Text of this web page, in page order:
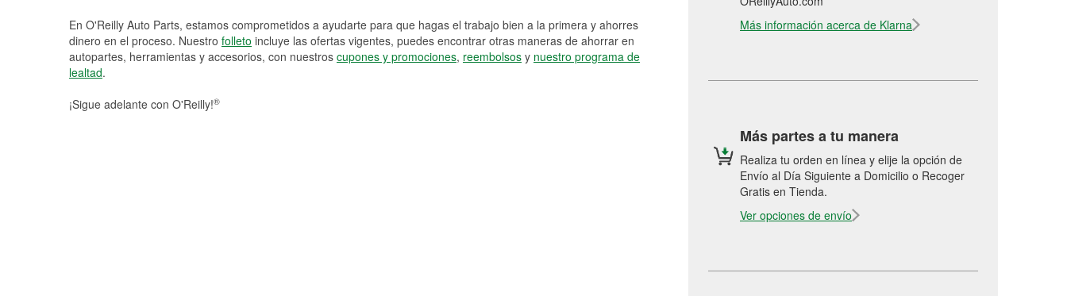
En O'Reilly Auto Parts, estamos comprometidos a ayudarte para que hagas el trabajo bien a la primera y ahorres
dinero en el proceso. Nuestro folleto incluye las ofertas vigentes, puedes encontrar otras maneras de ahorrar en
autopartes, herramientas y accesorios, con nuestros cupones y promociones, reembolsos y nuestro programa de
lealtad.
¡Sigue adelante con O'Reilly!®
Más información acerca de Klarna
Más partes a tu manera
Realiza tu orden en línea y elije la opción de
Envío al Día Siguiente a Domicilio o Recoger
Gratis en Tienda.
Ver opciones de envío